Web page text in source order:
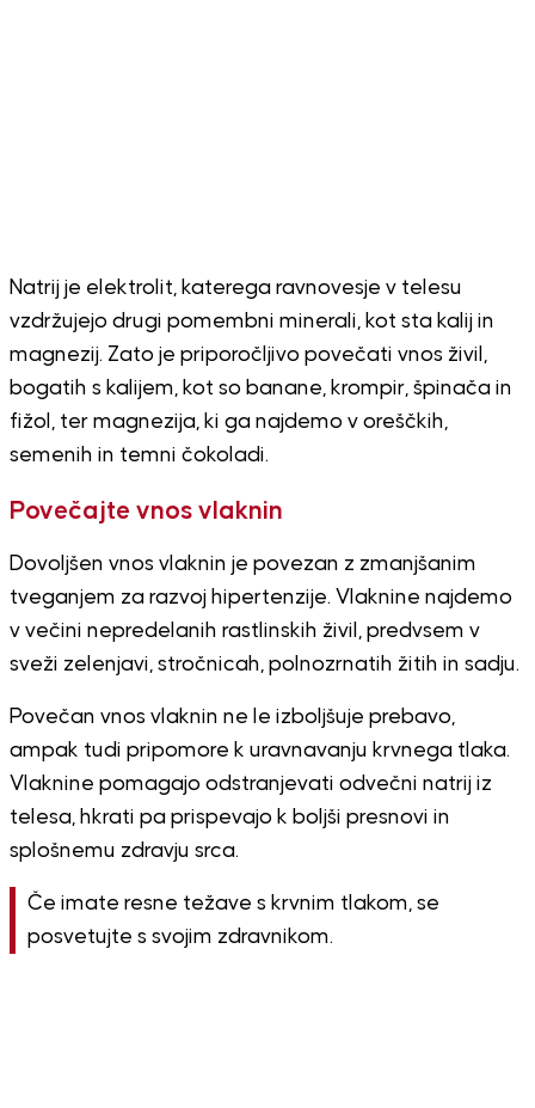
Natrij je elektrolit, katerega ravnovesje v telesu
vzdržujejo drugi pomembni minerali, kot sta kalij in
magnezij. Zato je priporočljivo povečati vnos živil,
bogatih s kalijem, kot so banane, krompir, špinača in
fižol, ter magnezija, ki ga najdemo v oreščkih,
semenih in temni čokoladi.
Povečajte vnos vlaknin
Dovoljšen vnos vlaknin je povezan z zmanjšanim
tveganjem za razvoj hipertenzije. Vlaknine najdemo
v večini nepredelanih rastlinskih živil, predvsem v
sveži zelenjavi, stročnicah, polnozrnatih žitih in sadju.
Povečan vnos vlaknin ne le izboljšuje prebavo,
ampak tudi pripomore k uravnavanju krvnega tlaka.
Vlaknine pomagajo odstranjevati odvečni natrij iz
telesa, hkrati pa prispevajo k boljši presnovi in
splošnemu zdravju srca.
Če imate resne težave s krvnim tlakom, se
posvetujte s svojim zdravnikom.